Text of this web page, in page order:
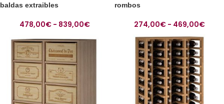
baldas extraibles
478,00€ - 839,00€
rombos
274,00€ - 469,00€